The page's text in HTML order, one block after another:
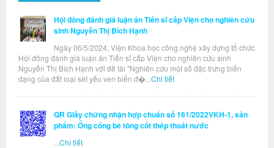
Hội đồng đánh giá luận án Tiến sĩ cấp Viện cho nghiên cứu
sinh Nguyễn Thị Bích Hạnh
Ngày 06/5/2024, Viện Khoa học công nghệ xây dựng tổ chức
Hội đồng đánh giá luận án Tiến sĩ cấp Viện cho nghiên cứu sinh
Nguyễn Thị Bích Hạnh với đề tài "Nghiên cứu một số đặc trưng biến
dạng của đất loại sét yếu ven biển đ�... Chi tiết
QR Giấy chứng nhận hợp chuẩn số 161/2022VKH-1, sản
phẩm: Ống cống bê tông cốt thép thoát nước
Chi tiết